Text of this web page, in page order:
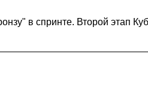
в спринте. Второй этап